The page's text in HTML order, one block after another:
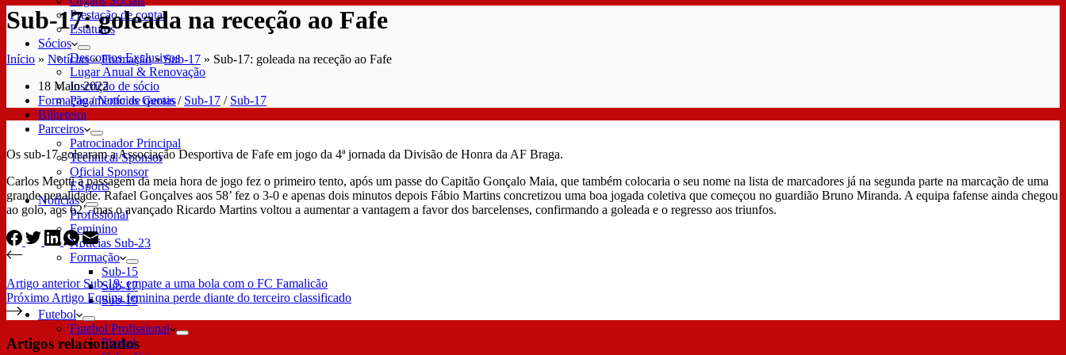
Prestação de contas
Estatutos
Sócios
Descontos Exclusivos
Lugar Anual & Renovação
Inscrição de sócio
Pagamento de quotas
Bilheteira
Parceiros
Patrocinador Principal
Technical Sponsor
Oficial Sponsor
ESports
Notícias
Profissional
Feminino
Notícias Sub-23
Formação
Sub-15
Sub-17
Sub-19
Futebol
Futebol Profissional
Plantel
Sub-17: goleada na receção ao Fafe
Início » Notícias»Formação»Sub-17 » Sub-17: goleada na receção ao Fafe
18 Maio 2022
Formação/Notícias Gerais/ Sub-17 / Sub-17
Os sub-17 golearam a Associação Desportiva de Fafe em jogo da 4ª jornada da Divisão de Honra da AF Braga.
Carlos Meotti à passagem da meia hora de jogo fez o primeiro tento, após um passe do Capitão Gonçalo Maia, que também colocaria o seu nome na lista de marcadores já na segunda parte na marcação de uma
grande penalidade. Rafael Gonçalves aos 58’ fez o 3-0 e apenas dois minutos depois Fábio Martins concretizou uma boa jogada coletiva que começou no guardião Bruno Miranda. A equipa fafense ainda chegou
ao golo, aos 62’, mas o avançado Ricardo Martins voltou a aumentar a vantagem a favor dos barcelenses, confirmando a goleada e o regresso aos triunfos.
Artigo anterior Sub-19: empate a uma bola com o FC Famalicão
Próximo Artigo Equipa feminina perde diante do terceiro classificado
Artigos relacionados